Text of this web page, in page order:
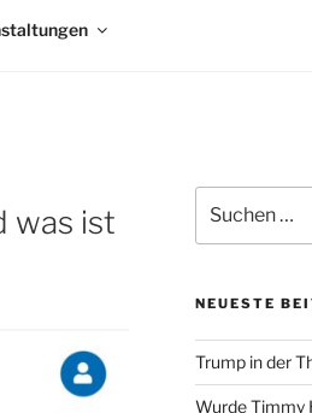
was ist
nach:
NEUESTE
Trump in der
Wurde Timmy